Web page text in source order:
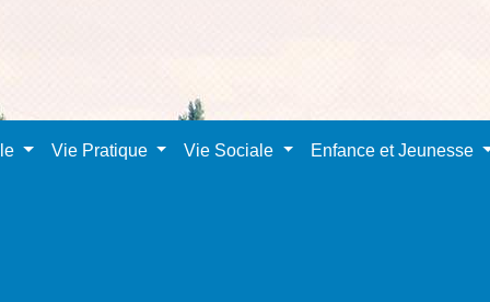
Vie Pratique Vie Sociale Enfance et Jeunesse